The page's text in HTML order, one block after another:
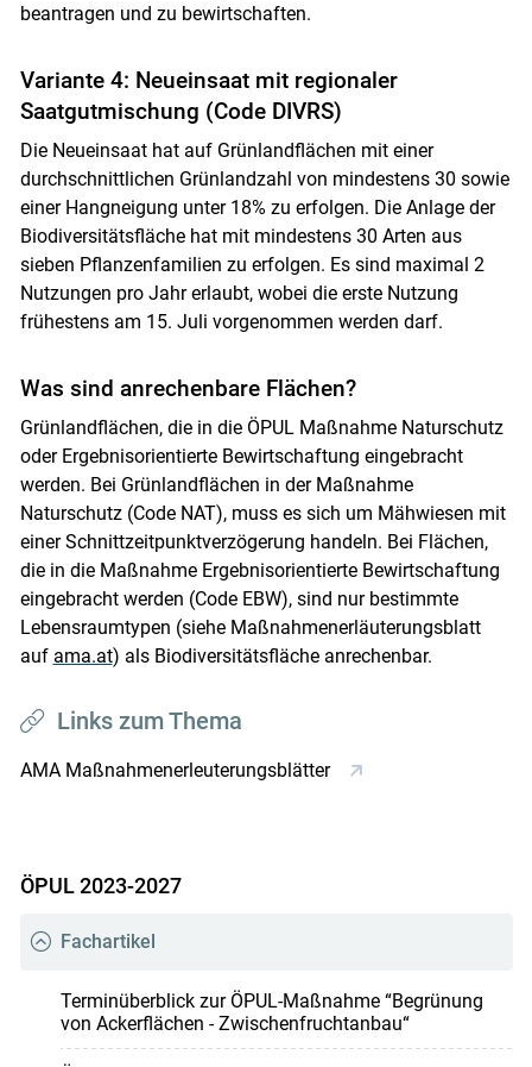
beantragen und zu bewirtschaften.
Variante 4: Neueinsaat mit regionaler
Saatgutmischung (Code DIVRS)
Die Neueinsaat hat auf Grünlandflächen mit einer
durchschnittlichen Grünlandzahl von mindestens 30 sowie
einer Hangneigung unter 18% zu erfolgen. Die Anlage der
Biodiversitätsfläche hat mit mindestens 30 Arten aus
sieben Pflanzenfamilien zu erfolgen. Es sind maximal 2
Nutzungen pro Jahr erlaubt, wobei die erste Nutzung
frühestens am 15. Juli vorgenommen werden darf.
Was sind anrechenbare Flächen?
Grünlandflächen, die in die ÖPUL Maßnahme Naturschutz
oder Ergebnisorientierte Bewirtschaftung eingebracht
werden. Bei Grünlandflächen in der Maßnahme
Naturschutz (Code NAT), muss es sich um Mähwiesen mit
einer Schnittzeitpunktverzögerung handeln. Bei Flächen,
die in die Maßnahme Ergebnisorientierte Bewirtschaftung
eingebracht werden (Code EBW), sind nur bestimmte
Lebensraumtypen (siehe Maßnahmenerläuterungsblatt
auf ama.at) als Biodiversitätsfläche anrechenbar.
Links zum Thema
AMA Maßnahmenerleuterungsblätter
ÖPUL 2023-2027
Fachartikel
Terminüberblick zur ÖPUL-Maßnahme “Begrünung
von Ackerflächen - Zwischenfruchtanbau“